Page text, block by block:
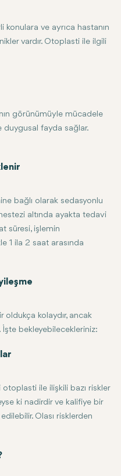
konulara ve ayrıca hastanın
vardır. Otoplasti ile ilgili
retraksiyon, çıkıntılı
için kozmetik otoplasti
bazı hastalıklar
yırtılmış veya hasar
görünümüyle mücadele
duygusal fayda sağlar.
kulakların dengesini ve
kendinden emin hissettirir
ameliyat sonrası
kesiler tipik olarak kulağın
bağlı olarak sedasyonlu
altında ayakta tedavi
süresi, işlemin
1 ila 2 saat arasında
sırasında kulakların
ancak ameliyat sonrası
kolaydır, ancak
bekleyebilecekleriniz:
kulak çevresinde bir miktar
takiben hastalar genellikle
ameliyattan sonraki 5 ila 7
şişlik azaldıkça ve
ile ilişkili bazı riskler
ki nadirdir ve kalifiye bir
Olası risklerden
sonra mümkündür, ancak
olsa bile bir
asimetrik olabilir.
hissizlikten